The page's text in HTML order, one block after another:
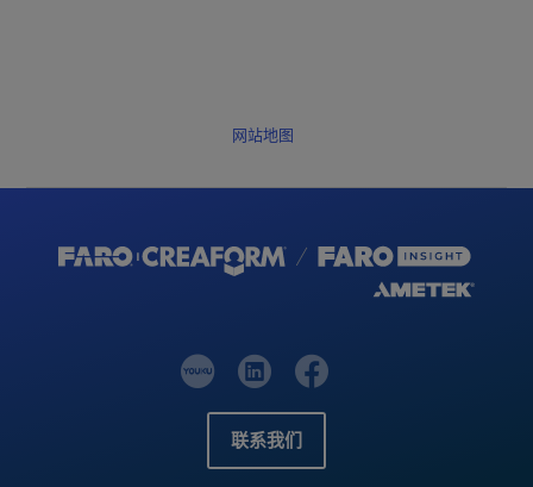
网站地图
联系我们